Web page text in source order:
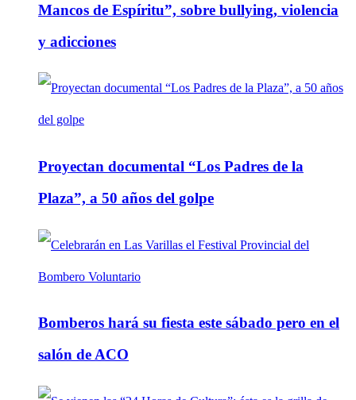
Mancos de Espíritu”, sobre bullying, violencia
y adicciones
Proyectan documental “Los Padres de la
Plaza”, a 50 años del golpe
Bomberos hará su fiesta este sábado pero en el
salón de ACO